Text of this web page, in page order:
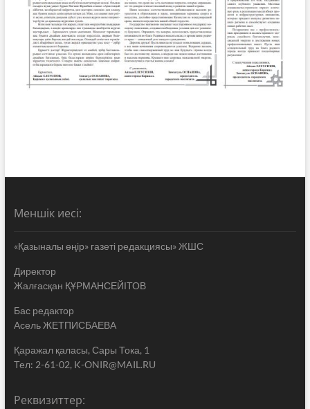
Меншік иесі:
«Қазыналы өңір» газеті редакциясы» ЖШС
Директор
Жалғасқан ҚҰРМАНСЕЙІТОВ
Бас редактор
Асель ЖЕТПИСБАЕВА
Қаражал қаласы, Сары Тока, 1
Тел: 2-61-02, K-ONIR@MAIL.RU
Реквизиттер: